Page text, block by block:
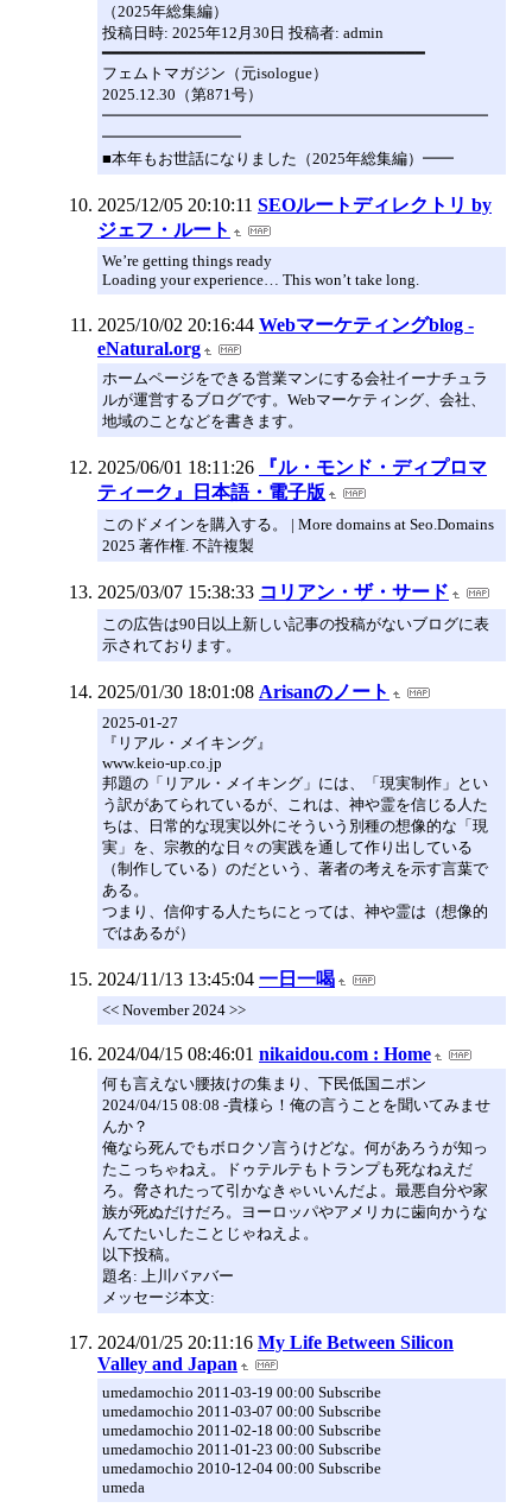
（2025年総集編）
投稿日時: 2025年12月30日 投稿者: admin
━━━━━━━━━━━━━━━━━━━━━━━━━━━━━━━━━━
フェムトマガジン（元isologue）
2025.12.30（第871号）
━━━━━━━━━━━━━━━━━━━━━━━━━
━━━━━━━━━
■本年もお世話になりました（2025年総集編）━━
2025/12/05 20:10:11 SEOルートディレクトリ by
ジェフ・ルート
We’re getting things ready
Loading your experience… This won’t take long.
2025/10/02 20:16:44 Webマーケティングblog -
eNatural.org
ホームページをできる営業マンにする会社イーナチュラ
ルが運営するブログです。Webマーケティング、会社、
地域のことなどを書きます。
2025/06/01 18:11:26
『ル・モンド・ディプロマ
ティーク』日本語・電子版
このドメインを購入する。 | More domains at Seo.Domains
2025 著作権. 不許複製
2025/03/07 15:38:33 コリアン・ザ・サード
この広告は90日以上新しい記事の投稿がないブログに表
示されております。
2025/01/30 18:01:08 Arisanのノート
2025-01-27
『リアル・メイキング』
www.keio-up.co.jp
邦題の「リアル・メイキング」には、「現実制作」とい
う訳があてられているが、これは、神や霊を信じる人た
ちは、日常的な現実以外にそういう別種の想像的な「現
実」を、宗教的な日々の実践を通して作り出している
（制作している）のだという、著者の考えを示す言葉で
ある。
つまり、信仰する人たちにとっては、神や霊は（想像的
ではあるが）
2024/11/13 13:45:04 一日一喝
<< November 2024 >>
2024/04/15 08:46:01 nikaidou.com : Home
何も言えない腰抜けの集まり、下民低国ニポン
2024/04/15 08:08 -貴様ら！俺の言うことを聞いてみませ
んか？
俺なら死んでもボロクソ言うけどな。何があろうが知っ
たこっちゃねえ。ドゥテルテもトランプも死なねえだ
ろ。脅されたって引かなきゃいいんだよ。最悪自分や家
族が死ぬだけだろ。ヨーロッパやアメリカに歯向かうな
んてたいしたことじゃねえよ。
以下投稿。
題名: 上川バァバー
メッセージ本文:
2024/01/25 20:11:16 My Life Between Silicon
Valley and Japan
umedamochio 2011-03-19 00:00 Subscribe
umedamochio 2011-03-07 00:00 Subscribe
umedamochio 2011-02-18 00:00 Subscribe
umedamochio 2011-01-23 00:00 Subscribe
umedamochio 2010-12-04 00:00 Subscribe
umeda